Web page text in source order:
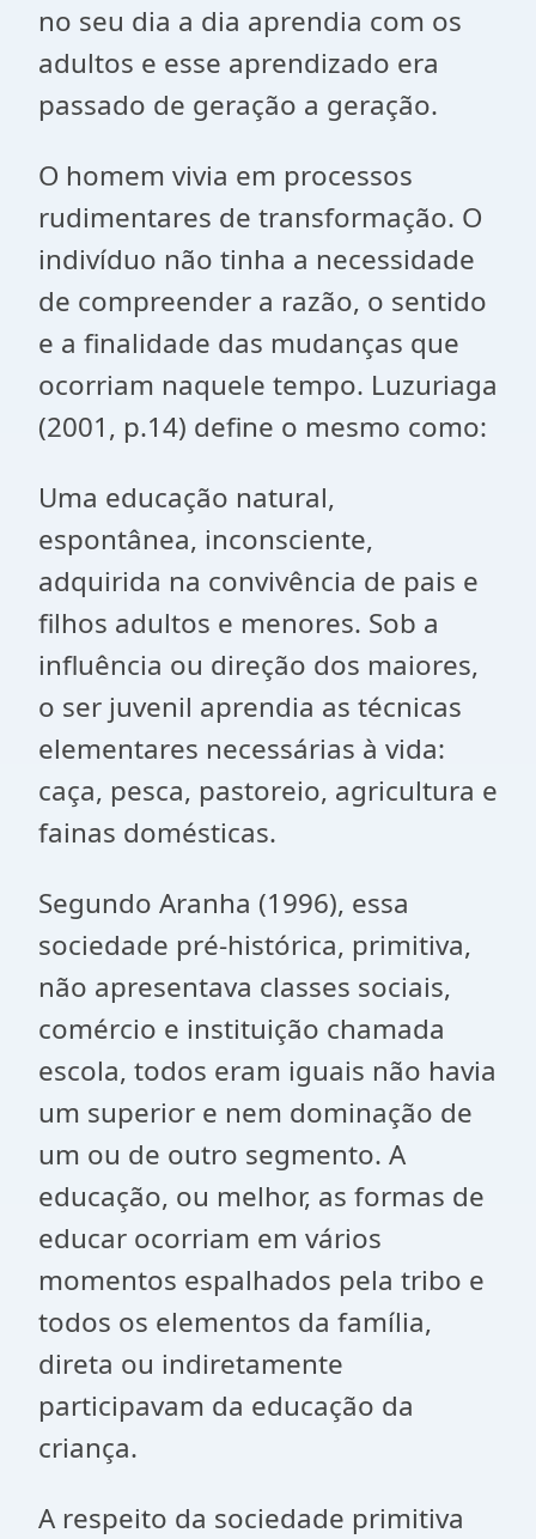
no seu dia a dia aprendia com os
adultos e esse aprendizado era
passado de geração a geração.
O homem vivia em processos
rudimentares de transformação. O
indivíduo não tinha a necessidade
de compreender a razão, o sentido
e a finalidade das mudanças que
ocorriam naquele tempo. Luzuriaga
(2001, p.14) define o mesmo como:
Uma educação natural,
espontânea, inconsciente,
adquirida na convivência de pais e
filhos adultos e menores. Sob a
influência ou direção dos maiores,
o ser juvenil aprendia as técnicas
elementares necessárias à vida:
caça, pesca, pastoreio, agricultura e
fainas domésticas.
Segundo Aranha (1996), essa
sociedade pré-histórica, primitiva,
não apresentava classes sociais,
comércio e instituição chamada
escola, todos eram iguais não havia
um superior e nem dominação de
um ou de outro segmento. A
educação, ou melhor, as formas de
educar ocorriam em vários
momentos espalhados pela tribo e
todos os elementos da família,
direta ou indiretamente
participavam da educação da
criança.
A respeito da sociedade primitiva